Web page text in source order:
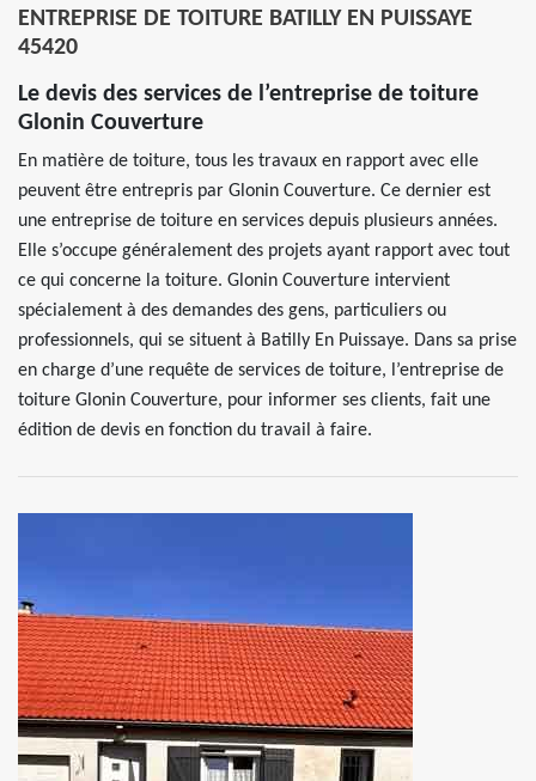
ENTREPRISE DE TOITURE BATILLY EN PUISSAYE
45420
Le devis des services de l’entreprise de toiture
Glonin Couverture
En matière de toiture, tous les travaux en rapport avec elle
peuvent être entrepris par Glonin Couverture. Ce dernier est
une entreprise de toiture en services depuis plusieurs années.
Elle s’occupe généralement des projets ayant rapport avec tout
ce qui concerne la toiture. Glonin Couverture intervient
spécialement à des demandes des gens, particuliers ou
professionnels, qui se situent à Batilly En Puissaye. Dans sa prise
en charge d’une requête de services de toiture, l’entreprise de
toiture Glonin Couverture, pour informer ses clients, fait une
édition de devis en fonction du travail à faire.